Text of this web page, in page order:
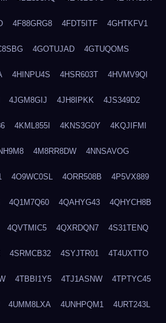
4F88GRG8 4FDT5ITF 4GHTKFV1
4GOTUJAD 4GTUQOMS
4HINPU4S 4HSR603T 4HVMV9QI
4JGM8GIJ 4JH8IPKK 4JS349D2
4KML855I 4KNS3G0Y 4KQJIFMI
4M8RR8DW 4NNSAVOG
4O9WC0SL 4ORR508B 4P5VX889
4Q1M7Q60 4QAHYG43 4QHYCH8B
4QVTMIC5 4QXRDQN7 4S31TENQ
4SRMCB32 4SYJTR01 4T4UXTTO
4TBBI1Y5 4TJ1ASNW 4TPTYC45
4UMM8LXA 4UNHPQM1 4URT243L